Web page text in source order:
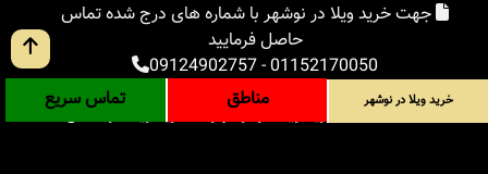
جهت خرید ویلا در نوشهر با شماره های درج شده تماس
حاصل فرمایید
01152170050
-
09124902757
املاک ساحل
خرید ویلا در نوشهر
خرید ویلا در شمال
خرید ویلا در نوشهر مناطق تماس سریع